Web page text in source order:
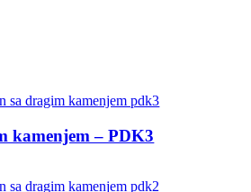
kamenjem – PDK3